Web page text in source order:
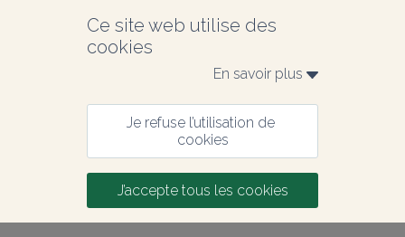
Ce site web utilise des
cookies
En savoir plus
Je refuse l’utilisation de
cookies
J’accepte tous les cookies